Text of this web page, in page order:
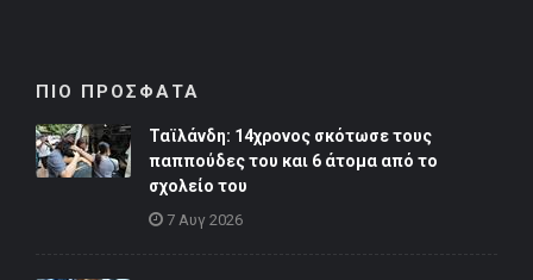
ΠΙΟ ΠΡΟΣΦΑΤΑ
Ταϊλάνδη: 14χρονος σκότωσε τους
παππούδες του και 6 άτομα από το
σχολείο του
7 Αυγ 2026